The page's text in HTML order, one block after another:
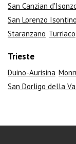
San Canzian
San Lorenzo Isontino
Staranzano Turriaco
Trieste
Duino-Aurisina
San Dorligo della